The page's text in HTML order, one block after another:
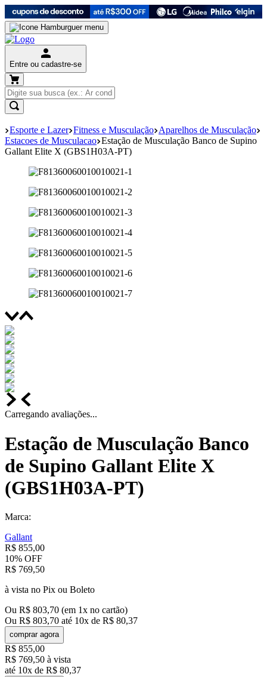
Entre ou cadastre-se
Esporte e Lazer Fitness e Musculação Aparelhos de Musculação
Estacoes de Musculacao Estação de Musculação Banco de Supino
Gallant Elite X (GBS1H03A-PT)
Carregando avaliações...
Estação de Musculação Banco
de Supino Gallant Elite X
(GBS1H03A-PT)
Marca:
Gallant
R$ 855,00
10% OFF
R$ 769,50
à vista no Pix ou Boleto
Ou R$ 803,70 (em 1x no cartão)
Ou R$ 803,70 até 10x de R$ 80,37
comprar agora
R$ 855,00
R$ 769,50 à vista
até 10x de R$ 80,37